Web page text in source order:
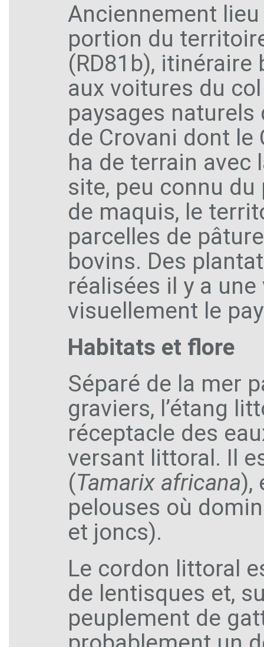
Anciennement
portion du
(RD81b), itinéraire
aux voitures du
paysages naturels
de Crovani dont
ha de terrain avec
site, peu connu
de maquis, le
parcelles de
bovins. Des
réalisées il y a
visuellement le
Habitats et flore
Séparé de la mer
graviers, l’étang
réceptacle des
versant littoral. Il
(Tamarix africana),
pelouses où
et joncs).
Le cordon littoral
de lentisques et,
peuplement de